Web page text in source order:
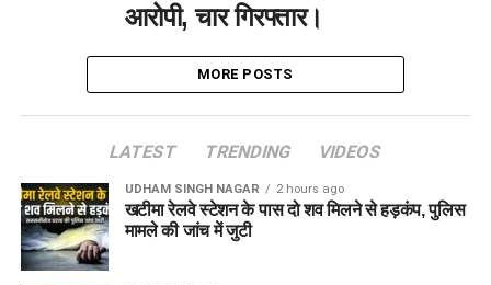
आरोपी, चार गिरफ्तार।
MORE POSTS
LATEST TRENDING VIDEOS
UDHAM SINGH NAGAR 2 hours ago
खटीमा रेलवे स्टेशन के पास दो शव मिलने से हड़कंप, पुलिस
मामले की जांच में जुटी